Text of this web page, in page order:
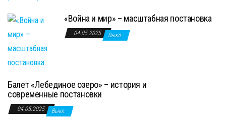
«Война и мир» – масштабная постановка
04.05.2025 Выкл.
Балет «Лебединое озеро» – история и
современные постановки
04.05.2025 Выкл.